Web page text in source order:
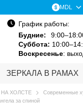
MDL
График работы:
Будние:
Суббота:
Воскресенье:
ЗЕРКАЛА В РАМАХ
ХОЛСТЕ Современные
за спиной